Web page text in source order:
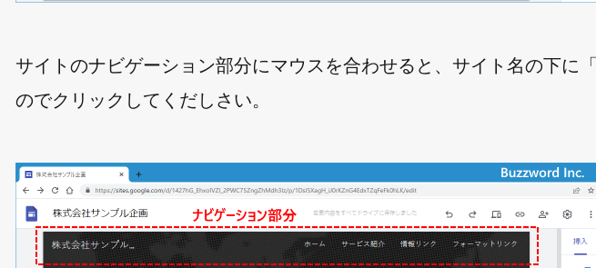
サイトのナビゲーション部分にマウスを合わせると、サイト名の下に
のでクリックしてくだしさい。